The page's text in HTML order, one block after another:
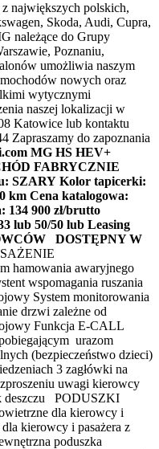
największych polskich,
Skoda, Audi, Cupra,
należące do Grupy
Poznaniu,
umożliwia naszym
nowych oraz
wytycznymi
naszej lokalizacji w
Katowice lub kontaktu
Zapraszamy do zapoznania
MG HS HEV+
FABRYCZNIE
SZARY Kolor tapicerki:
km Cena katalogowa:
134 900 zł/brutto
lub 50/50 lub Leasing
DOSTĘPNY W
hamowania awaryjnego
wspomagania ruszania
System monitorowania
drzwi zależne od
Funkcja E-CALL
urazom
(bezpieczeństwo dzieci)
3 zagłówki na
uwagi kierowcy
deszczu PODUSZKI
dla kierowcy i
kierowcy i pasażera z
poduszka